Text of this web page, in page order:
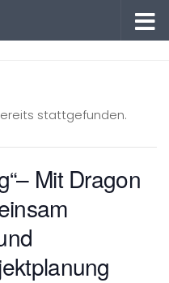
stattgefunden.
Mit Dragon